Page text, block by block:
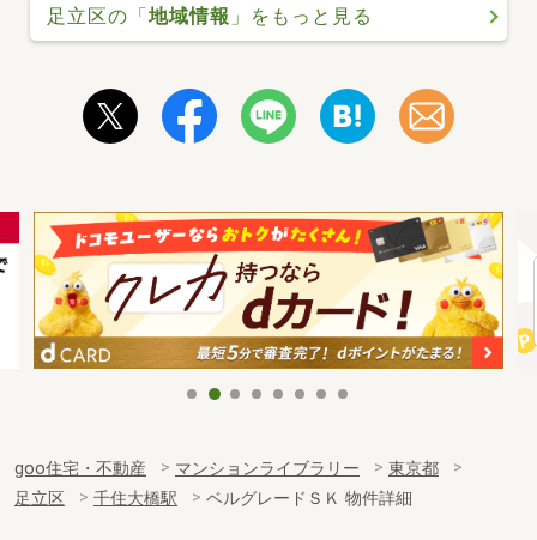
足立区の「地域情報 」をもっと見る
goo住宅・不動産 マンションライブラリー
東京都
足立区
千住大橋駅 ベルグレードＳＫ 物件詳細